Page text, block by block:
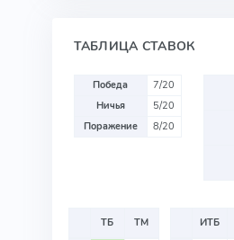
ТАБЛИЦА СТАВОК
Победа
7/20
Ничья
5/20
Поражение
8/20
ТБ
ТМ
ИТБ